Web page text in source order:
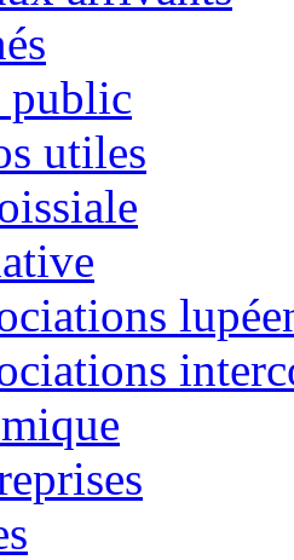
public
utiles